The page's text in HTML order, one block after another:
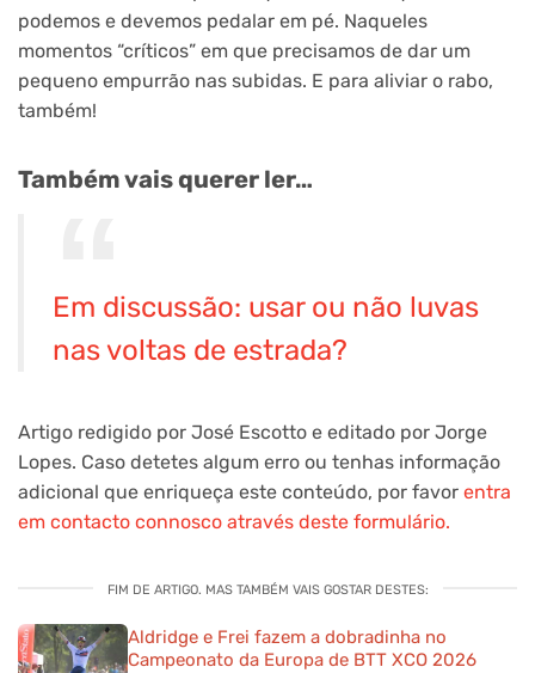
podemos e devemos pedalar em pé. Naqueles
momentos “críticos” em que precisamos de dar um
pequeno empurrão nas subidas. E para aliviar o rabo,
também!
Também vais querer ler…
Em discussão: usar ou não luvas
nas voltas de estrada?
Artigo redigido por José Escotto e editado por Jorge
Lopes. Caso detetes algum erro ou tenhas informação
adicional que enriqueça este conteúdo, por favor entra
em contacto connosco através deste formulário.
FIM DE ARTIGO. MAS TAMBÉM VAIS GOSTAR DESTES:
Aldridge e Frei fazem a dobradinha no
Campeonato da Europa de BTT XCO 2026